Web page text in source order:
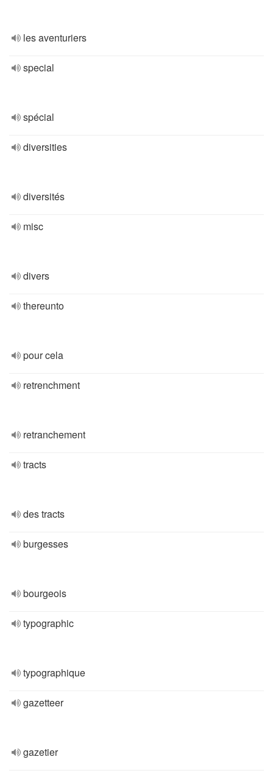
les aventuriers
special
spécial
diversities
diversités
misc
divers
thereunto
pour cela
retrenchment
retranchement
tracts
des tracts
burgesses
bourgeois
typographic
typographique
gazetteer
gazetier